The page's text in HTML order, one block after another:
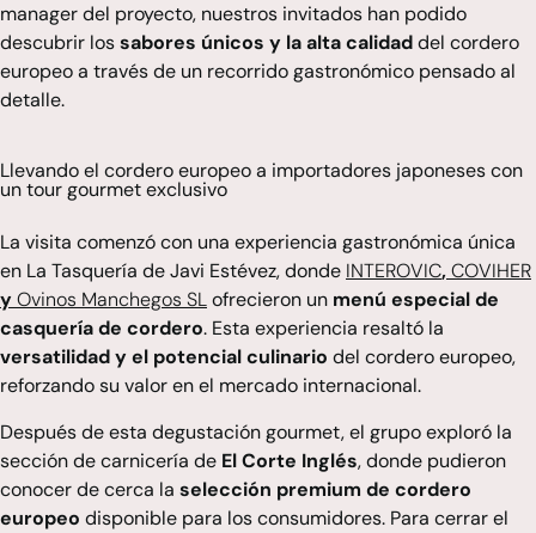
manager del proyecto, nuestros invitados han podido
descubrir lossabores únicos y la alta calidaddel cordero
europeo a través de un recorrido gastronómico pensado al
detalle.
Llevando el cordero europeo a importadores japoneses con
un tour gourmet exclusivo
La visita comenzó con una experiencia gastronómica única
en La Tasquería de Javi Estévez, donde INTEROVIC,COVIHER
yOvinos Manchegos SLofrecieron un menú especial de
casquería de cordero. Esta experiencia resaltó la
versatilidad y el potencial culinario del cordero europeo,
reforzando su valor en el mercado internacional.
Después de esta degustación gourmet, el grupo exploró la
sección de carnicería de El Corte Inglés, donde pudieron
conocer de cerca la selección premium de cordero
europeo disponible para los consumidores. Para cerrar el